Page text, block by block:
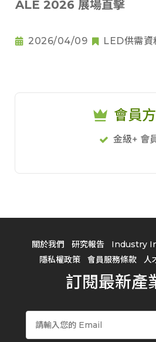
ALE 2026 展場直擊
2026/04/09 LED供需資
會員
金級+ 會
關於我們 研究報告 Industry
隱私權政策
會員服務條款 人
訂閱最新產